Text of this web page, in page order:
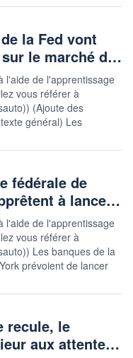
la Fed vont
le marché d…
l'aide de l'apprentissage
vous référer à
(Ajoute des
général) Les
fédérale de
à lance…
l'aide de l'apprentissage
vous référer à
Les banques de la
prévoient de lancer
recule, le
aux attente…